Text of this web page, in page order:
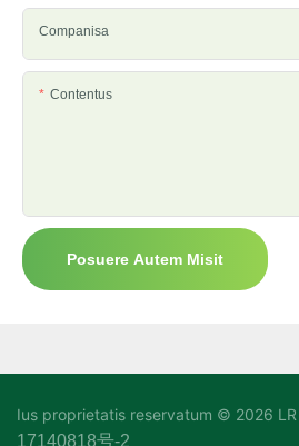
Companisa
Contentus
Posuere Autem Misit
Ius proprietatis reservatum © 2026 LR |
17140818号-2